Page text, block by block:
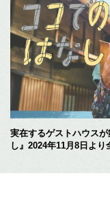
実在するゲストハウス
し』2024年11月8日より